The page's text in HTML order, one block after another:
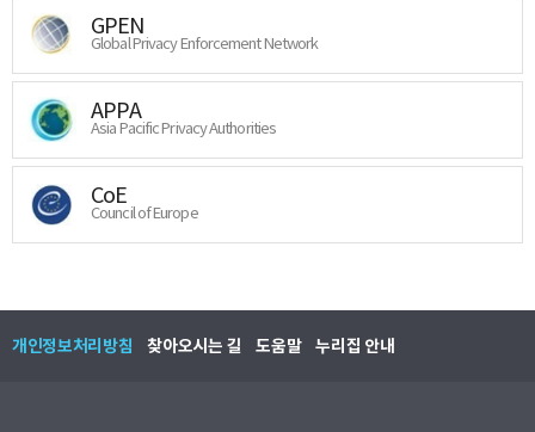
GPEN
Global Privacy Enforcement Network
APPA
Asia Pacific Privacy Authorities
CoE
Council of Europe
개인정보처리방침 찾아오시는 길 도움말 누리집 안내